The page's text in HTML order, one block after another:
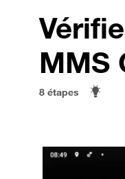
MMS
8 étapes